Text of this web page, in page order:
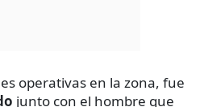
operativas en la zona, fue
junto con el hombre que